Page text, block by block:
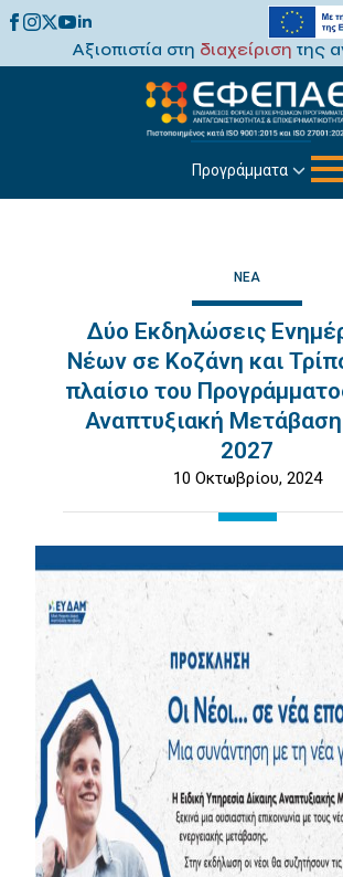
Αξιοπιστία στη διαχείριση της
Προγράμματα
ΝΈΑ
Δύο Εκδηλώσεις
Νέων σε Κοζάνη και
πλαίσιο του
Αναπτυξιακή
2027
10 Οκτωβρίου, 2024